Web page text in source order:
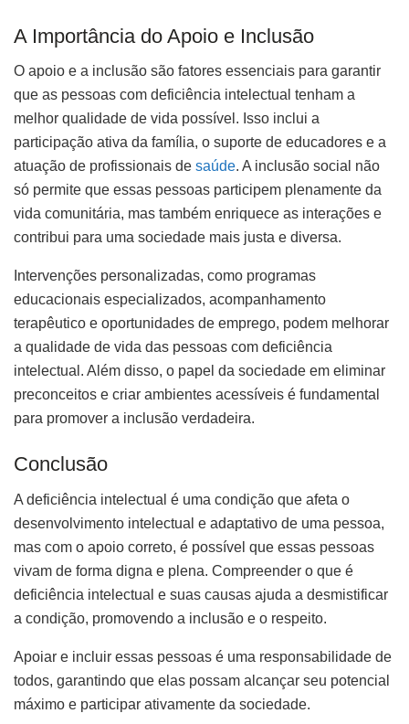
A Importância do Apoio e Inclusão
O apoio e a inclusão são fatores essenciais para garantir
que as pessoas com deficiência intelectual tenham a
melhor qualidade de vida possível. Isso inclui a
participação ativa da família, o suporte de educadores e a
atuação de profissionais de saúde. A inclusão social não
só permite que essas pessoas participem plenamente da
vida comunitária, mas também enriquece as interações e
contribui para uma sociedade mais justa e diversa.
Intervenções personalizadas, como programas
educacionais especializados, acompanhamento
terapêutico e oportunidades de emprego, podem melhorar
a qualidade de vida das pessoas com deficiência
intelectual. Além disso, o papel da sociedade em eliminar
preconceitos e criar ambientes acessíveis é fundamental
para promover a inclusão verdadeira.
Conclusão
A deficiência intelectual é uma condição que afeta o
desenvolvimento intelectual e adaptativo de uma pessoa,
mas com o apoio correto, é possível que essas pessoas
vivam de forma digna e plena. Compreender o que é
deficiência intelectual e suas causas ajuda a desmistificar
a condição, promovendo a inclusão e o respeito.
Apoiar e incluir essas pessoas é uma responsabilidade de
todos, garantindo que elas possam alcançar seu potencial
máximo e participar ativamente da sociedade.